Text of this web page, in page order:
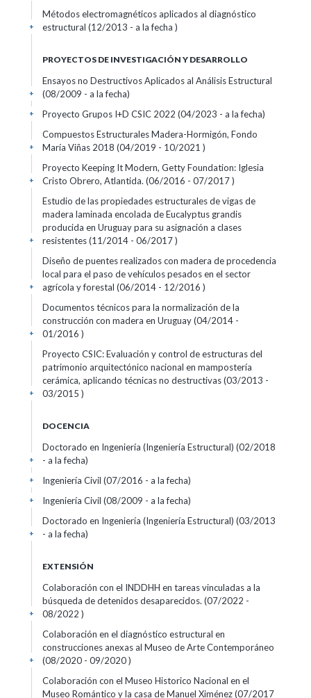
Métodos electromagnéticos aplicados al diagnóstico
estructural (12/2013 - a la fecha )
+
PROYECTOS DE INVESTIGACIÓN Y DESARROLLO
Ensayos no Destructivos Aplicados al Análisis Estructural
(08/2009 - a la fecha)
+
Proyecto Grupos I+D CSIC 2022 (04/2023 - a la fecha)
+
Compuestos Estructurales Madera-Hormigón, Fondo
María Viñas 2018 (04/2019 - 10/2021 )
+
Proyecto Keeping It Modern, Getty Foundation: Iglesia
Cristo Obrero, Atlantida. (06/2016 - 07/2017 )
+
Estudio de las propiedades estructurales de vigas de
madera laminada encolada de Eucalyptus grandis
producida en Uruguay para su asignación a clases
resistentes (11/2014 - 06/2017 )
+
Diseño de puentes realizados con madera de procedencia
local para el paso de vehículos pesados en el sector
agrícola y forestal (06/2014 - 12/2016 )
+
Documentos técnicos para la normalización de la
construcción con madera en Uruguay (04/2014 -
01/2016 )
+
Proyecto CSIC: Evaluación y control de estructuras del
patrimonio arquitectónico nacional en mampostería
cerámica, aplicando técnicas no destructivas (03/2013 -
03/2015 )
+
DOCENCIA
Doctorado en Ingeniería (Ingeniería Estructural) (02/2018
- a la fecha)
+
Ingeniería Civil (07/2016 - a la fecha)
+
Ingeniería Civil (08/2009 - a la fecha)
+
Doctorado en Ingeniería (Ingeniería Estructural) (03/2013
- a la fecha)
+
EXTENSIÓN
Colaboración con el INDDHH en tareas vinculadas a la
búsqueda de detenidos desaparecidos. (07/2022 -
08/2022 )
+
Colaboración en el diagnóstico estructural en
construcciones anexas al Museo de Arte Contemporáneo
(08/2020 - 09/2020 )
+
Colaboración con el Museo Historico Nacional en el
Museo Romántico y la casa de Manuel Ximénez (07/2017